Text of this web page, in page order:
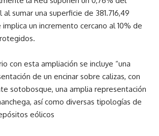
sumar una superficie de 381.716,49
un incremento cercano al 10% de
con esta ampliación se incluye “una
de un encinar sobre calizas, con
sotobosque, una amplia representación
así como diversas tipologías de
eólicos